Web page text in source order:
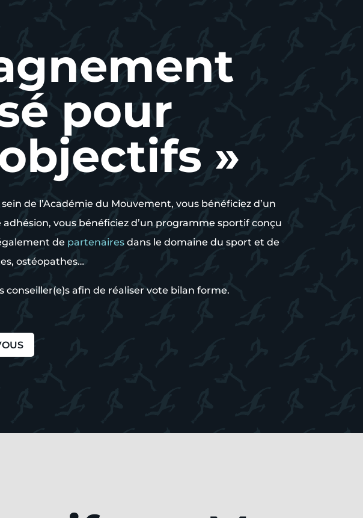
pour
»
de l’Académie du Mouvement, vous bénéficiez d’un
vous bénéficiez d’un programme sportif conçu
de partenaires dans le domaine du sport et de
ostéopathes…
afin de réaliser vote bilan forme.